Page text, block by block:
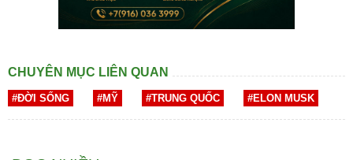
CHUYÊN MỤC LIÊN QUAN
#ĐỜI SỐNG #MỸ #TRUNG QUỐC #ELON MUSK